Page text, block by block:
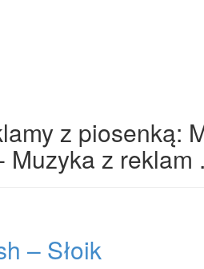
z piosenką:
Muzyka z reklam
– Słoik